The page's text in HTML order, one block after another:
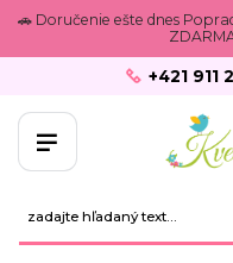
🚗 Doručenie ešte dnes
+421 911